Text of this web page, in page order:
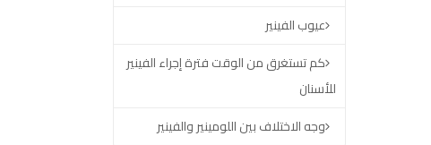
عيوب الفينير
كم تستغرق من الوقت فترة إجراء الفينير
للأسنان
وجه الاختلاف بين اللومينير والفينير